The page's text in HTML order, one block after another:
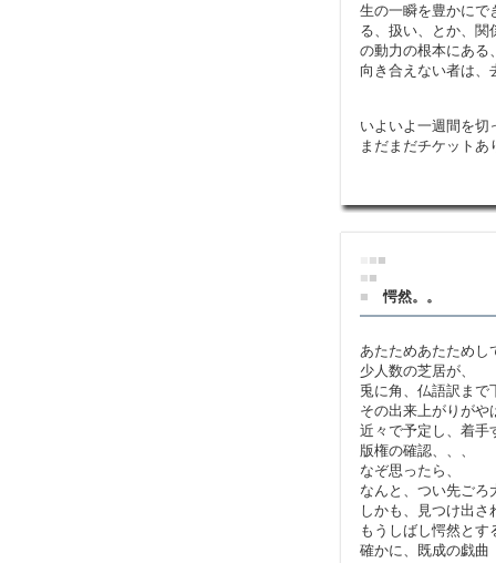
生の一瞬を豊かにで
る、扱い、とか、関
の動力の根本にある
向き合えない者は、
いよいよ一週間を切
まだまだチケットあ
■■
■■
■
愕然。。
あたためあたためし
少人数の芝居が、
兎に角、仏語訳まで
その出来上がりがや
近々で予定し、着手
版権の確認、、、
なぞ思ったら、
なんと、つい先ご
しかも、見つけ出
もうしばし愕然とす
確かに、既成の戯曲